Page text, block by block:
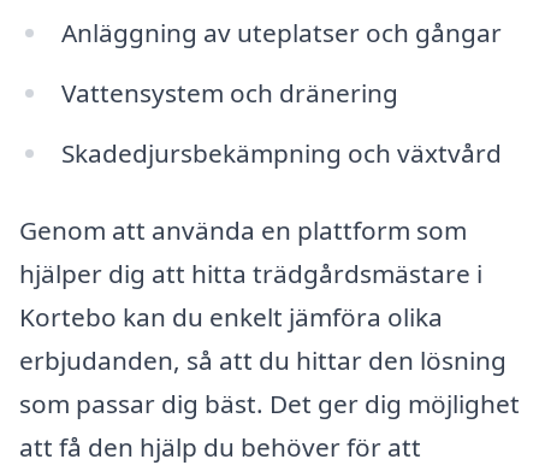
Anläggning av uteplatser och gångar
Vattensystem och dränering
Skadedjursbekämpning och växtvård
Genom att använda en plattform som
hjälper dig att hitta trädgårdsmästare i
Kortebo kan du enkelt jämföra olika
erbjudanden, så att du hittar den lösning
som passar dig bäst. Det ger dig möjlighet
att få den hjälp du behöver för att